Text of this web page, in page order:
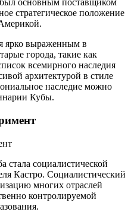
основным поставщиком
стратегическое положение
ярко выраженным в
города, такие как
всемирного наследия
архитектурой в стиле
наследие можно
Кубы.
стала социалистической
Кастро. Социалистический
многих отраслей
контролируемой